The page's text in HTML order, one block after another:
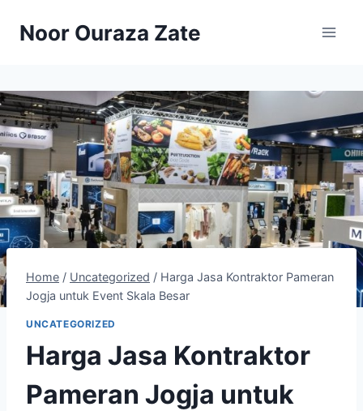
Noor Ouraza Zate
Home / Uncategorized / Harga Jasa Kontraktor Pameran
Jogja untuk Event Skala Besar
UNCATEGORIZED
Harga Jasa Kontraktor
Pameran Jogja untuk